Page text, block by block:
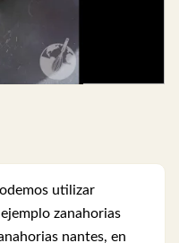
utilizar
zanahorias
nantes, en